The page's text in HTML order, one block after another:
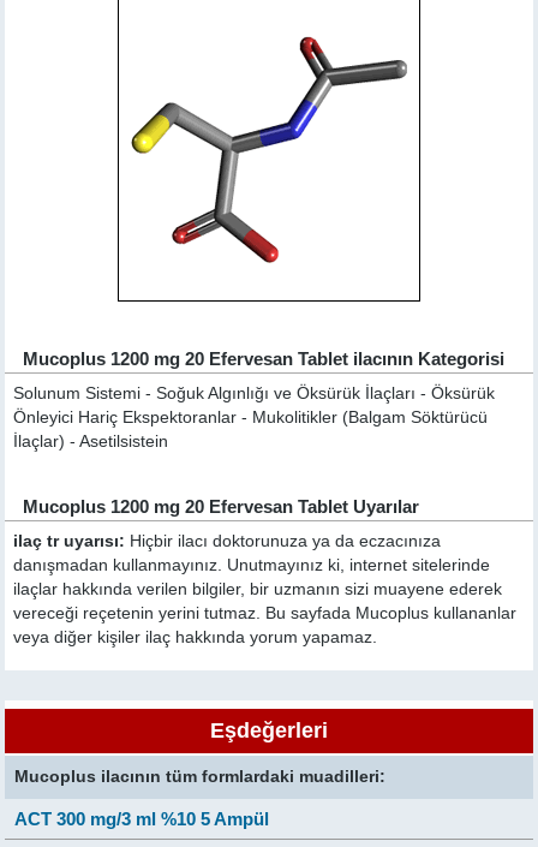
Mucoplus 1200 mg 20 Efervesan Tablet ilacının Kategorisi
Solunum Sistemi - Soğuk Algınlığı ve Öksürük İlaçları - Öksürük
Önleyici Hariç Ekspektoranlar - Mukolitikler (Balgam Söktürücü
İlaçlar) - Asetilsistein
Mucoplus 1200 mg 20 Efervesan Tablet Uyarılar
ilaç tr uyarısı: Hiçbir ilacı doktorunuza ya da eczacınıza
danışmadan kullanmayınız. Unutmayınız ki, internet sitelerinde
ilaçlar hakkında verilen bilgiler, bir uzmanın sizi muayene ederek
vereceği reçetenin yerini tutmaz. Bu sayfada Mucoplus kullananlar
veya diğer kişiler ilaç hakkında yorum yapamaz.
Eşdeğerleri
Mucoplus ilacının tüm formlardaki muadilleri:
ACT 300 mg/3 ml %10 5 Ampül